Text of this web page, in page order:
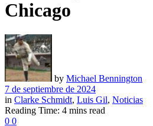
Chicago
by Michael Bennington
7 de septiembre de 2024
in Clarke Schmidt, Luis Gil, Noticias
Reading Time: 4 mins read
0 0